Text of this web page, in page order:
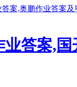
案,奥鹏作业答案及